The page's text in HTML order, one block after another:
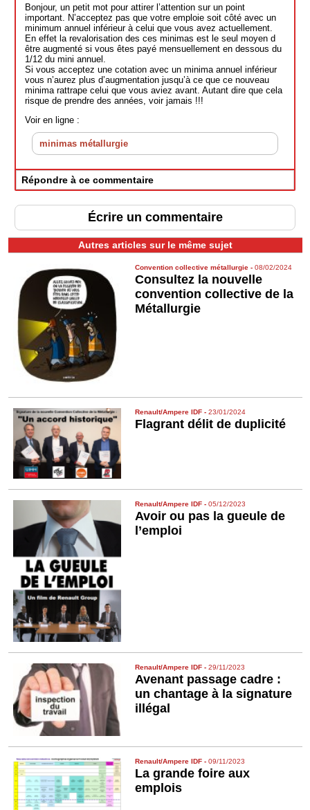
Bonjour, un petit mot pour attirer l’attention sur un point
important. N’acceptez pas que votre emploie soit côté avec un
minimum annuel inférieur à celui que vous avez actuellement.
En effet la revalorisation des ces minimas est le seul moyen d
être augmenté si vous êtes payé mensuellement en dessous du
1/12 du mini annuel.
Si vous acceptez une cotation avec un minima annuel inférieur
vous n’aurez plus d’augmentation jusqu’à ce que ce nouveau
minima rattrape celui que vous aviez avant. Autant dire que cela
risque de prendre des années, voir jamais !!!
Voir en ligne :
minimas métallurgie
Répondre à ce commentaire
Écrire un commentaire
Autres articles sur le même sujet
Convention collective métallurgie -08/02/2024
Consultez la nouvelle
convention collective de la
Métallurgie
Renault/Ampere IDF -23/01/2024
Flagrant délit de duplicité
Renault/Ampere IDF -05/12/2023
Avoir ou pas la gueule de
l’emploi
Renault/Ampere IDF -29/11/2023
Avenant passage cadre :
un chantage à la signature
illégal
Renault/Ampere IDF -09/11/2023
La grande foire aux
emplois